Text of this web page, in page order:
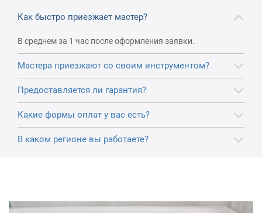
Как быстро приезжает мастер?
В среднем за 1 час после оформления заявки.
Мастера приезжают со своим инструментом?
Предоставляется ли гарантия?
Какие формы оплат у вас есть?
В каком регионе вы работаете?